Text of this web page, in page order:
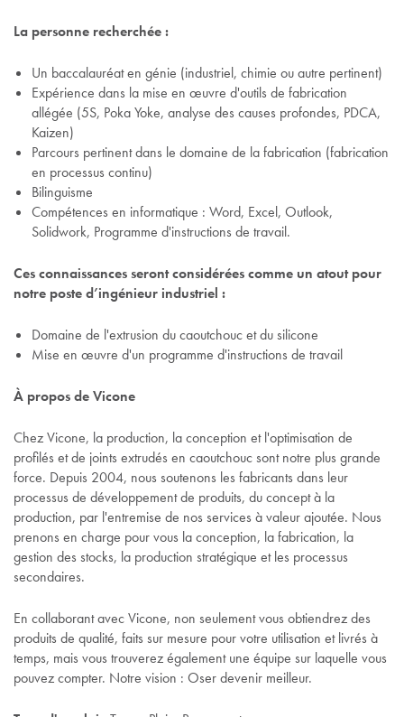
La personne recherchée :
Un baccalauréat en génie (industriel, chimie ou autre pertinent)
Expérience dans la mise en œuvre d'outils de fabrication
allégée (5S, Poka Yoke, analyse des causes profondes, PDCA,
Kaizen)
Parcours pertinent dans le domaine de la fabrication (fabrication
en processus continu)
Bilinguisme
Compétences en informatique : Word, Excel, Outlook,
Solidwork, Programme d'instructions de travail.
Ces connaissances seront considérées comme un atout pour
notre poste d’ingénieur industriel :
Domaine de l'extrusion du caoutchouc et du silicone
Mise en œuvre d'un programme d'instructions de travail
À propos de Vicone
Chez Vicone, la production, la conception et l'optimisation de
profilés et de joints extrudés en caoutchouc sont notre plus grande
force. Depuis 2004, nous soutenons les fabricants dans leur
processus de développement de produits, du concept à la
production, par l'entremise de nos services à valeur ajoutée. Nous
prenons en charge pour vous la conception, la fabrication, la
gestion des stocks, la production stratégique et les processus
secondaires.
En collaborant avec Vicone, non seulement vous obtiendrez des
produits de qualité, faits sur mesure pour votre utilisation et livrés à
temps, mais vous trouverez également une équipe sur laquelle vous
pouvez compter. Notre vision : Oser devenir meilleur.